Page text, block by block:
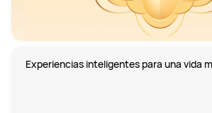
Experiencias inteligentes para una vida